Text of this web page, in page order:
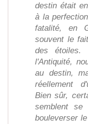
destin était
à la
fatalité, en
souvent le
des étoiles.
l'Antiquité,
au destin,
réellement
Bien sûr,
semblent se
bouleverser